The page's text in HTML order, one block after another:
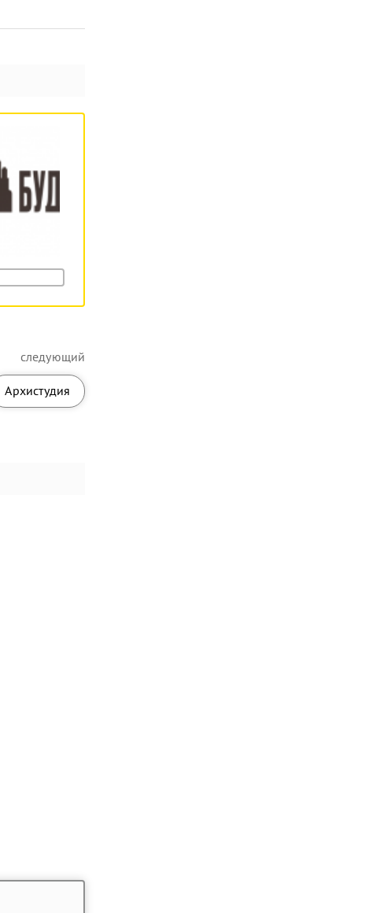
следующий
Архистудия